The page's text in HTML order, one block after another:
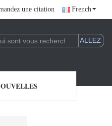
une citation French